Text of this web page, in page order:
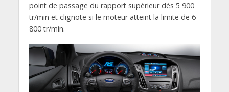
point de passage du rapport supérieur dès 5 900
tr/min et clignote si le moteur atteint la limite de 6
800 tr/min.